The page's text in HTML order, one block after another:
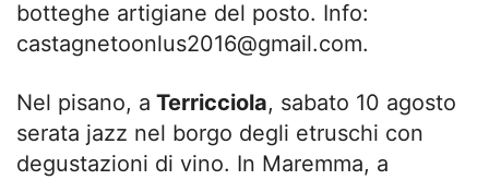
botteghe artigiane del posto. Info:
castagnetoonlus2016@gmail.com.
Nel pisano, a Terricciola, sabato 10 agosto
serata jazz nel borgo degli etruschi con
degustazioni di vino. In Maremma, a